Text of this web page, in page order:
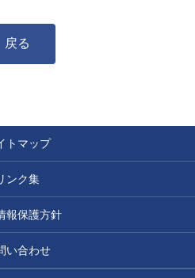
戻る
トマップ
ンク集
報保護方針
い合わせ